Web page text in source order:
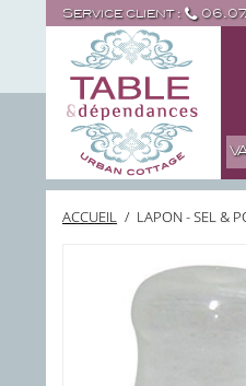
Service client :
ACCUEIL / LAPON - SEL &